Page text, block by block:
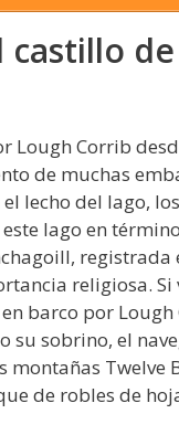
castillo
Lough Corrib
de muchas
lecho del lago,
lago en
registrada
religiosa. Si
barco por
su sobrino, el
Twelve
de robles de